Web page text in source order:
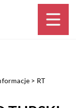
> RT